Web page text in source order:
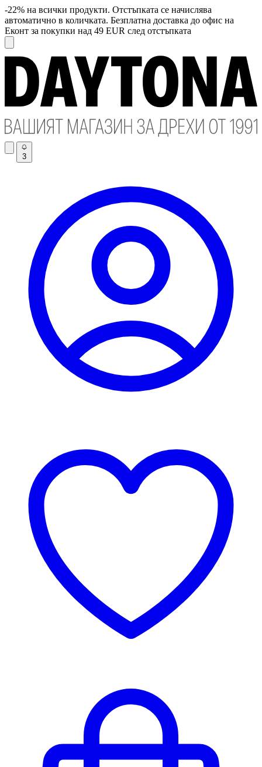
-22% на всички продукти. Отстъпката се начислява
автоматично в количката. Безплатна доставка до офис на
Еконт за покупки над 49 EUR след отстъпката
3